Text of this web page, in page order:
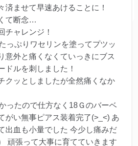
済ませて早速あけることに！
て断念…
チャレンジ！
っぷりワセリンを塗ってプツッ
意外と痛くなくていっきにブス
ドルを刺しました！
クッとしましたが全然痛くなか
ったので仕方なく18Ｇのバーベ
がい無事ピアス装着完了(>_<) あ
出血も小量でした 今少し痛みだ
頑張って大事に育てていきます